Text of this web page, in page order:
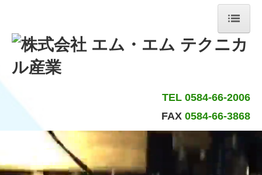
ホーム
会社案内
事業内容
TEL 0584-66-2006
FAX 0584-66-3868